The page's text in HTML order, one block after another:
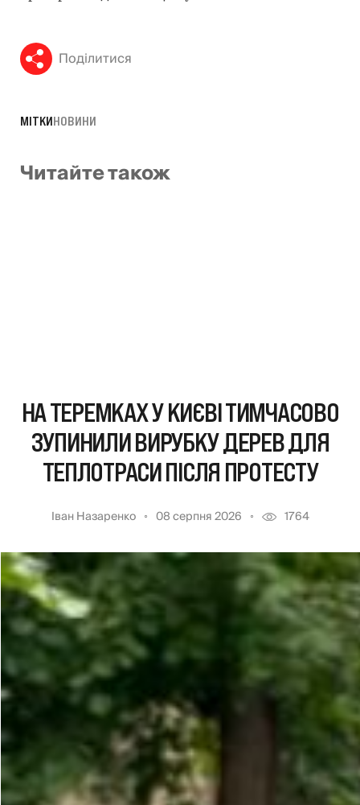
Поділитися
МІТКИНОВИНИ
Читайте також
НА ТЕРЕМКАХ У КИЄВІ ТИМЧАСОВО
ЗУПИНИЛИ ВИРУБКУ ДЕРЕВ ДЛЯ
ТЕПЛОТРАСИ ПІСЛЯ ПРОТЕСТУ
Іван Назаренко 08 серпня 2026 1764